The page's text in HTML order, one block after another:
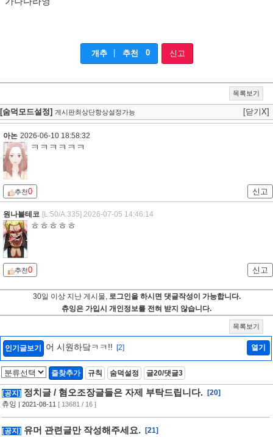
개추 추천 0 신고
목록보기
[숨덕모드설정] 게시판최상단항상설정가능 [닫기X]
아논 2026-06-10 18:58:32
ㅋㅋㅋㅋㅋㅋ
추천0 신고
원나블테코 [L:50/A:335] 2026-07-05 14:46:14
ㅎㅎㅎㅎㅎ
추천0 신고
30일 이상 지난 게시물, 로그인을 하시면 댓글작성이 가능합니다.
츄잉은 가입시 개인정보를 전혀 받지 않습니다.
목록보기
인기글보기 어 시원하닼ㅋㅋ!! [2] 열기
즐찾추가 규칙 숨덕설정 글20/댓글3
[공지] 정치글 / 혐오조장글들은 자제 부탁드립니다.
[20]
츄잉 | 2021-08-11 [ 13681 / 16 ]
[공지] 유머 관련글만 작성해주세요.
[21]